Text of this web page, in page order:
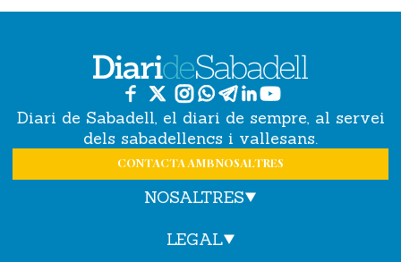
Diari de Sabadell, el diari de sempre, al servei
dels sabadellencs i vallesans.
CONTACTA AMB NOSALTRES
NOSALTRES
LEGAL